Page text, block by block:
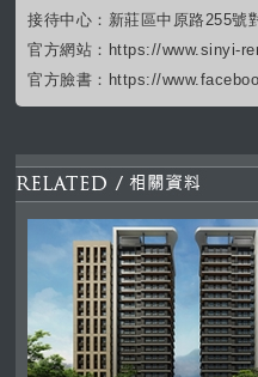
接待中心：新莊區中原路255號
官方網站：https://www.sinyi-
官方臉書：https://